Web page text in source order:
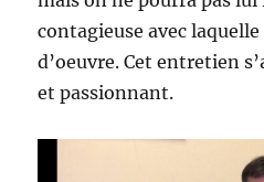
contagieuse avec
d’oeuvre. Cet entretien
et passionnant.